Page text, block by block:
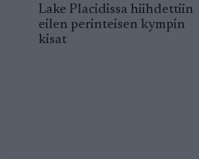
Lake Placidissa hiihdettiin
eilen perinteisen kympin
kisat